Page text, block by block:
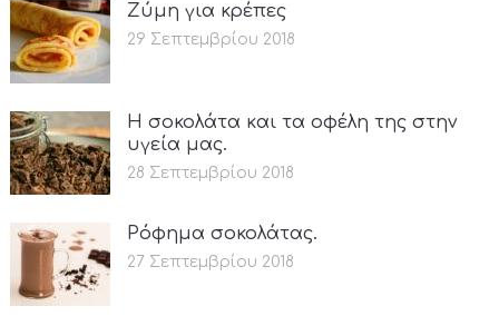
Ζύμη για κρέπες
29 Σεπτεμβρίου 2018
Η σοκολάτα και τα οφέλη της στην
υγεία μας.
28 Σεπτεμβρίου 2018
Ρόφημα σοκολάτας.
27 Σεπτεμβρίου 2018